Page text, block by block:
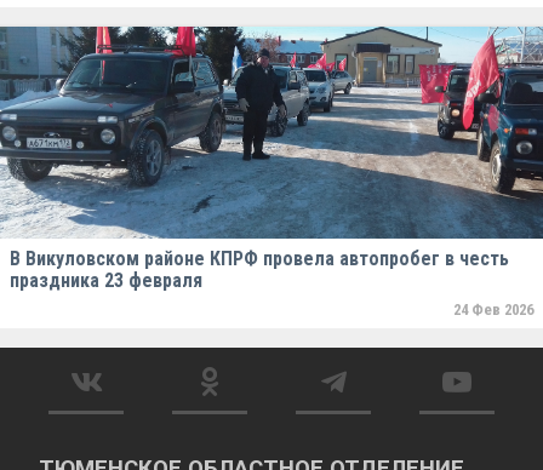
В Викуловском районе КПРФ провела автопробег в честь
праздника 23 февраля
24 Фев 2026